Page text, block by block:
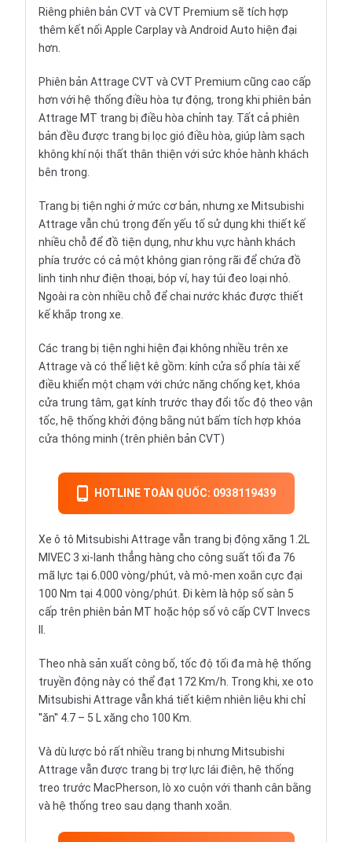
Riêng phiên bản CVT và CVT Premium sẽ tích hợp
thêm kết nối Apple Carplay và Android Auto hiện đại
hơn.
Phiên bản Attrage CVT và CVT Premium cũng cao cấp
hơn với hệ thống điều hòa tự động, trong khi phiên bản
Attrage MT trang bị điều hòa chỉnh tay. Tất cả phiên
bản đều được trang bị lọc gió điều hòa, giúp làm sạch
không khí nội thất thân thiện với sức khỏe hành khách
bên trong.
Trang bị tiện nghi ở mức cơ bản, nhưng xe Mitsubishi
Attrage vẫn chú trọng đến yếu tố sử dụng khi thiết kế
nhiều chỗ để đồ tiện dụng, như khu vực hành khách
phía trước có cả một không gian rộng rãi để chứa đồ
linh tinh như điện thoại, bóp ví, hay túi đeo loại nhỏ.
Ngoài ra còn nhiều chỗ để chai nước khác được thiết
kế khắp trong xe.
Các trang bị tiện nghi hiện đại không nhiều trên xe
Attrage và có thể liệt kê gồm: kính cửa sổ phía tài xế
điều khiển một chạm với chức năng chống kẹt, khóa
cửa trung tâm, gạt kính trước thay đổi tốc độ theo vận
tốc, hệ thống khởi động bằng nút bấm tích hợp khóa
cửa thông minh (trên phiên bản CVT)
HOTLINE TOÀN QUỐC: 0938119439
Xe ô tô Mitsubishi Attrage vẫn trang bị động xăng 1.2L
MIVEC 3 xi-lanh thẳng hàng cho công suất tối đa 76
mã lực tại 6.000 vòng/phút, và mô-men xoắn cực đại
100 Nm tại 4.000 vòng/phút. Đi kèm là hộp số sàn 5
cấp trên phiên bản MT hoặc hộp số vô cấp CVT Invecs
Theo nhà sản xuất công bố, tốc độ tối đa mà hệ thống
truyền động này có thể đạt 172 Km/h. Trong khi, xe oto
Mitsubishi Attrage vẫn khá tiết kiệm nhiên liệu khi chỉ
''ăn'' 4.7 – 5 L xăng cho 100 Km.
Và dù lược bỏ rất nhiều trang bị nhưng Mitsubishi
Attrage vẫn được trang bị trợ lực lái điện, hệ thống
treo trước MacPherson, lò xo cuộn với thanh cân bằng
và hệ thống treo sau dạng thanh xoắn.